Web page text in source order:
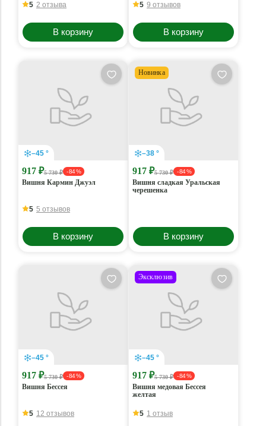
5 2 отзыва
В корзину
5 9 отзывов
В корзину
–45 °
917 ₽5 730 ₽ - 84 %
Вишня Кармин Джуэл
5 5 отзывов
В корзину
Новинка
–38 °
917 ₽5 730 ₽ - 84 %
Вишня сладкая Уральская
черешенка
В корзину
–45 °
917 ₽5 730 ₽ - 84 %
Вишня Бессея
5 12 отзывов
Эксклюзив
–45 °
917 ₽5 730 ₽ - 84 %
Вишня медовая Бессея
желтая
5 1 отзыв